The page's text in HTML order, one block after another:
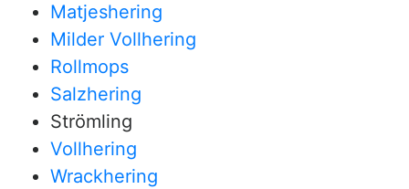
Matjeshering
Milder Vollhering
Rollmops
Salzhering
Strömling
Vollhering
Wrackhering